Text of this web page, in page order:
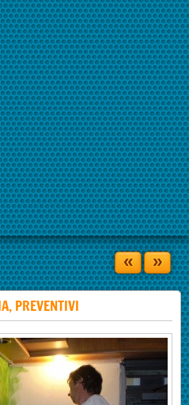
« »
PREVENTIVI